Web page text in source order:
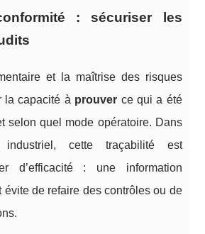
: sécuriser les
et la maîtrise des risques
la capacité à prouver ce qui a été
selon quel mode opératoire. Dans
industriel, cette traçabilité est
d’efficacité : une information
évite de refaire des contrôles ou de